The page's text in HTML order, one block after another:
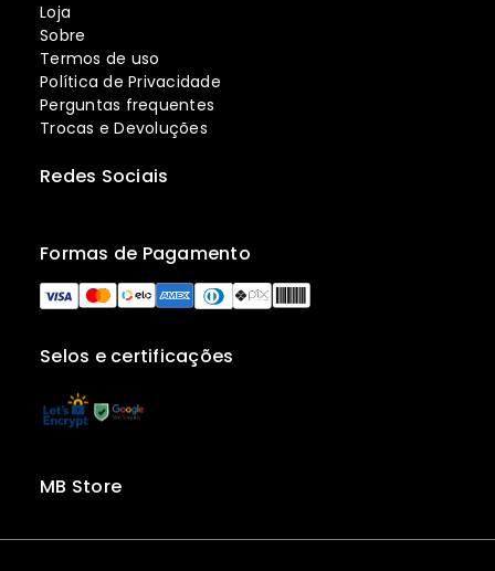
Loja
Sobre
Termos de uso
Política de Privacidade
Perguntas frequentes
Trocas e Devoluções
Selos e certificações
Formas de Pagamento
Redes Sociais
MB Store